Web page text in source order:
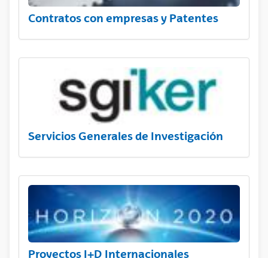
Contratos con empresas y Patentes
Servicios Generales de Investigación
Proyectos I+D Internacionales